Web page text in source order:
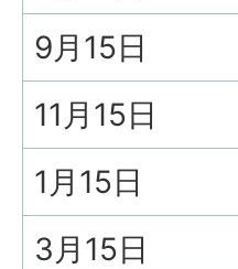
9月15日
11月15日
1月15日
3月15日